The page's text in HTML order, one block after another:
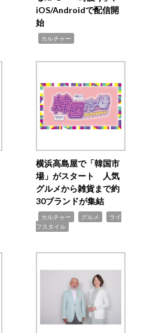
iOS/Androidで配信開
始
カルチャー
横浜高島屋で「韓国市
場」がスタート 人気
グルメから雑貨まで約
30ブランドが集結
カルチャー グルメ
ライ
フスタイル